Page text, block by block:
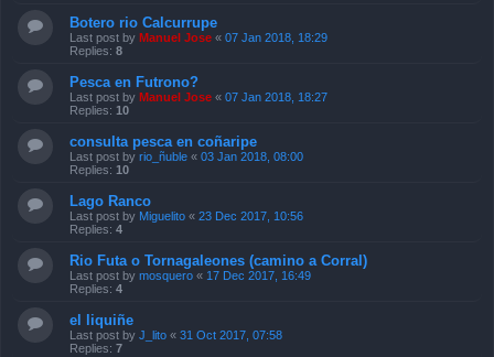
Botero rio Calcurrupe
Last post by Manuel Jose « 07 Jan 2018, 18:29
Replies: 8
Pesca en Futrono?
Last post by Manuel Jose « 07 Jan 2018, 18:27
Replies: 10
consulta pesca en coñaripe
Last post by rio_ñuble « 03 Jan 2018, 08:00
Replies: 10
Lago Ranco
Last post by Miguelito « 23 Dec 2017, 10:56
Replies: 4
Rio Futa o Tornagaleones (camino a Corral)
Last post by mosquero « 17 Dec 2017, 16:49
Replies: 4
el liquiñe
Last post by J_lito « 31 Oct 2017, 07:58
Replies: 7